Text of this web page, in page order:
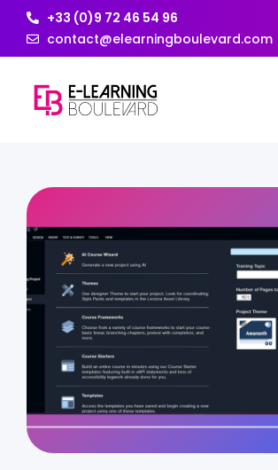
+33 (0)9 72 46 54 96
contact@elearningboulevard.com